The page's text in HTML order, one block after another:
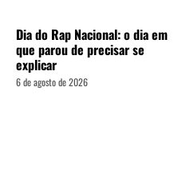
Dia do Rap Nacional: o dia em
que parou de precisar se
explicar
6 de agosto de 2026